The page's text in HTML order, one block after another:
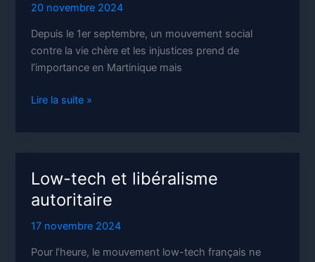
20 novembre 2024
Depuis le 1er septembre, un mouvement social
contre la vie chère et les injustices prend de
l’importance en Martinique mais
La
ses
profiteurs
Lire la suite »
Low-tech et libéralisme
autoritaire
17 novembre 2024
Pour l’heure, le mouvement low-tech français ne